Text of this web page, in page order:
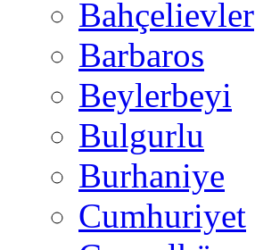
Bahçelievler
Barbaros
Beylerbeyi
Bulgurlu
Burhaniye
Cumhuriyet